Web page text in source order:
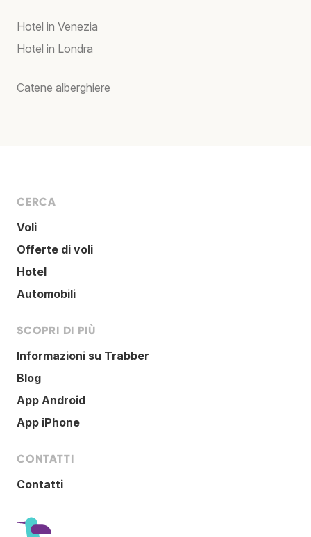
Hotel in Venezia
Hotel in Londra
Catene alberghiere
CERCA
Voli
Offerte di voli
Hotel
Automobili
SCOPRI DI PIÙ
Informazioni su Trabber
Blog
App Android
App iPhone
CONTATTI
Contatti